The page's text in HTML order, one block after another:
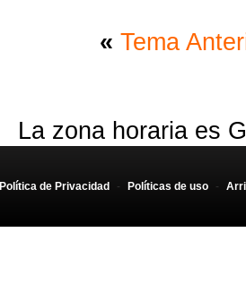
« Tema
La zona horaria es
Política de Privacidad - Políticas de uso -